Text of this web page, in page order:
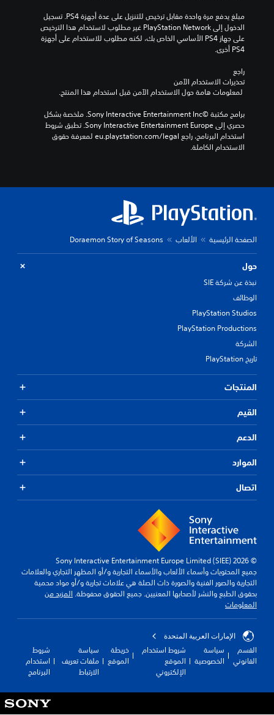
مبلغ يدفع مرة واحدة مقابل ترخيص للتنزيل على عدة أجهزة PS4. تسجيل
الدخول إلى PlayStation Network غير مطلوب لاستخدام هذا الترخيص
على جهاز PS4 الأساسي الخاص بك، لكنه مطلوب للاستخدام على أجهزة
PS4 أخرى.
راجع
تحذيرات الاستخدام الآمن
برامج مكتبة ©Sony Interactive Entertainment Inc. ملخصة بشكل
حصري إلى Sony Interactive Entertainment Europe. تطبق شروط
استخدام البرنامج، راجع eu.playstation.com/legal لمعرفة حقوق
الاستخدام الكاملة.
الصفحة الرئيسية الألعاب Doraemon Story of Seasons
حول
نبذة عن شركة SIE
الوظائف
PlayStation Studios
PlayStation Productions
الشركة
تاريخ PlayStation
المنتجات
القيم
الدعم
الموارد
اتصال
© 2026 Sony Interactive Entertainment Europe Limited (SIEE)
جميع المحتويات وأسماء الألعاب والأسماء التجارية و/أو المظهر التجاري والعلامات
التجارية والصور الفنية والصورة ذات الصلة هي علامات تجارية و/أو مواد محمية
بحقوق الطبع والنشر لأصحابها المعنيين. جميع الحقوق محفوظة.المزيد من
المعلومات
الإمارات العربية المتحدة
القسم
القانوني
سياسة
الخصوصية
شروط استخدام
الموقع
الإلكتروني
خريطة
الموقع
سياسة
ملفات تعريف
الارتباط
شروط
استخدام
البرنامج